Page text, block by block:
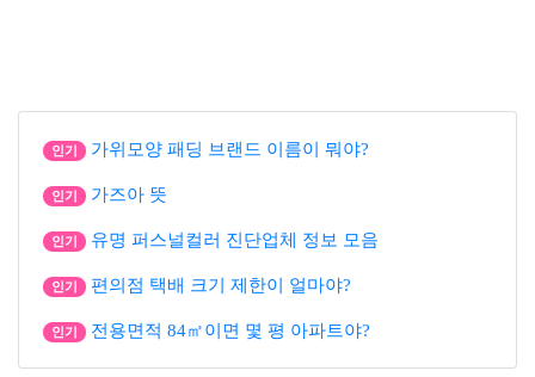
인기 가위모양 패딩 브랜드 이름이 뭐야?
인기 가즈아 뜻
인기 유명 퍼스널컬러 진단업체 정보 모음
인기 편의점 택배 크기 제한이 얼마야?
인기 전용면적 84㎡이면 몇 평 아파트야?